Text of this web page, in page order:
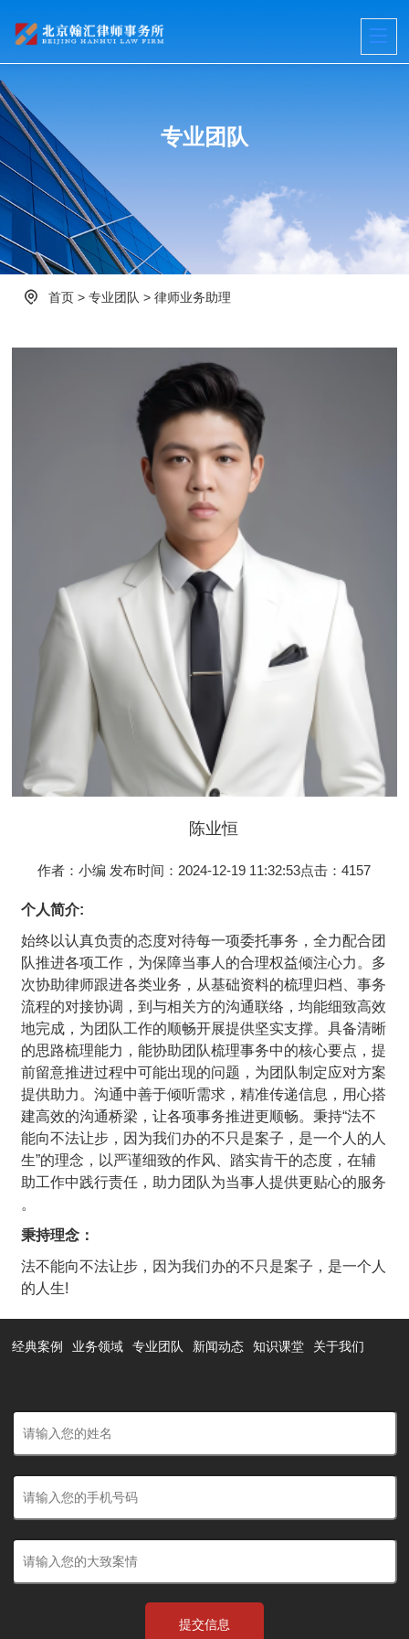
专业团队
首页 >专业团队 >律师业务助理
陈业恒
作者：小编 发布时间：2024-12-19 11:32:53点击：4157
个人简介:
始终以认真负责的态度对待每一项委托事务，全力配合团
队推进各项工作，为保障当事人的合理权益倾注心力。多
次协助律师跟进各类业务，从基础资料的梳理归档、事务
流程的对接协调，到与相关方的沟通联络，均能细致高效
地完成，为团队工作的顺畅开展提供坚实支撑。具备清晰
的思路梳理能力，能协助团队梳理事务中的核心要点，提
前留意推进过程中可能出现的问题，为团队制定应对方案
提供助力。沟通中善于倾听需求，精准传递信息，用心搭
建高效的沟通桥梁，让各项事务推进更顺畅。秉持“法不
能向不法让步，因为我们办的不只是案子，是一个人的人
生”的理念，以严谨细致的作风、踏实肯干的态度，在辅
助工作中践行责任，助力团队为当事人提供更贴心的服务
。
秉持理念 ：
法不能向不法让步，因为我们办的不只是案子，是一个人
的人生!
经典案例 业务领域 专业团队 新闻动态 知识课堂 关于我们
提交信息